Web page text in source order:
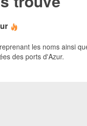
les noms ainsi
des ports d'Azur.